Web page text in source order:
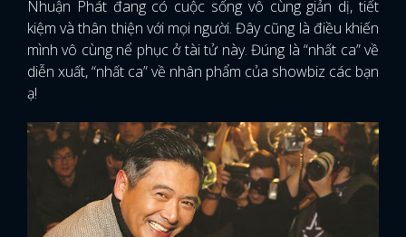
Nhuận Phát đang có cuộc sống vô cùng giản dị, tiết
kiệm và thân thiện với mọi người. Đây cũng là điều khiến
mình vô cùng nể phục ở tài tử này. Đúng là “nhất ca” về
diễn xuất, “nhất ca” về nhân phẩm của showbiz các bạn
ạ!